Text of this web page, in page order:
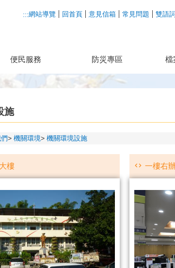
:::網站導覽 回首頁 意見信箱 常見問題 雙語
便民服務 防災專區 檔
施
機關環境 機關環境設施
樓 一樓右